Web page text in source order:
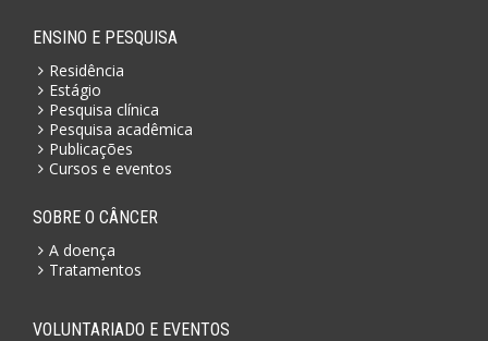
ENSINO E PESQUISA
Residência
Estágio
Pesquisa clínica
Pesquisa acadêmica
Publicações
Cursos e eventos
SOBRE O CÂNCER
A doença
Tratamentos
VOLUNTARIADO E EVENTOS